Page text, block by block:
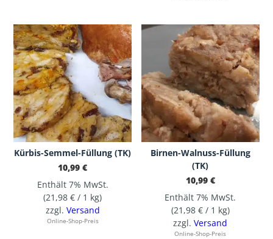
Kürbis-Semmel-Füllung (TK)
10,99€
Enthält 7% MwSt.
(21,98€ / 1 kg)
zzgl. Versand
Online-Shop-Preis
Birnen-Walnuss-Füllung
(TK)
10,99 €
Enthält 7% MwSt.
(21,98 €/ 1 kg)
zzgl.Versand
Online-Shop-Preis